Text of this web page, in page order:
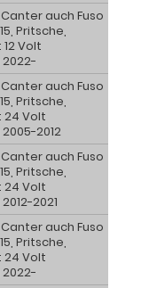
auch Fuso
Pritsche,
Volt
auch Fuso
Pritsche,
24 Volt
2012
auch Fuso
Pritsche,
24 Volt
2021
auch Fuso
Pritsche,
24 Volt